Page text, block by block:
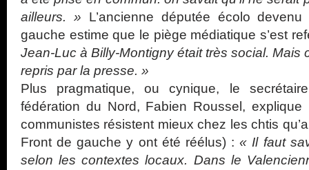
ailleurs. » L’ancienne députée écolo
gauche estime que le piège médiatique s’est
Jean-Luc à Billy-Montigny était très social. Mais
repris par la presse. »
Plus pragmatique, ou cynique, le
fédération du Nord, Fabien Roussel,
communistes résistent mieux chez les chtis
Front de gauche y ont été réélus) :« Il faut
selon les contextes locaux. Dans le